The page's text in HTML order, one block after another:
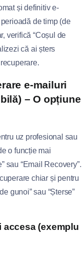
și definitiv e-
de timp (de
verifică “Coșul de
că ai șters
e-mailuri
– O opțiune
uz profesional sau
o funcție mai
sau “Email Recovery”.
chiar și pentru
gunoi” sau “Șterse”
(exemplu